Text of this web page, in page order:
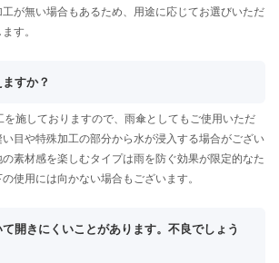
が無い場合もあるため、用途に応じてお選びいただ
す。
すか？
を施しておりますので、雨傘としてもご使用いただ
目や特殊加工の部分から水が浸入する場合がござい
素材感を楽しむタイプは雨を防ぐ効果が限定的なた
使用には向かない場合もございます。
開きにくいことがあります。不良でしょう